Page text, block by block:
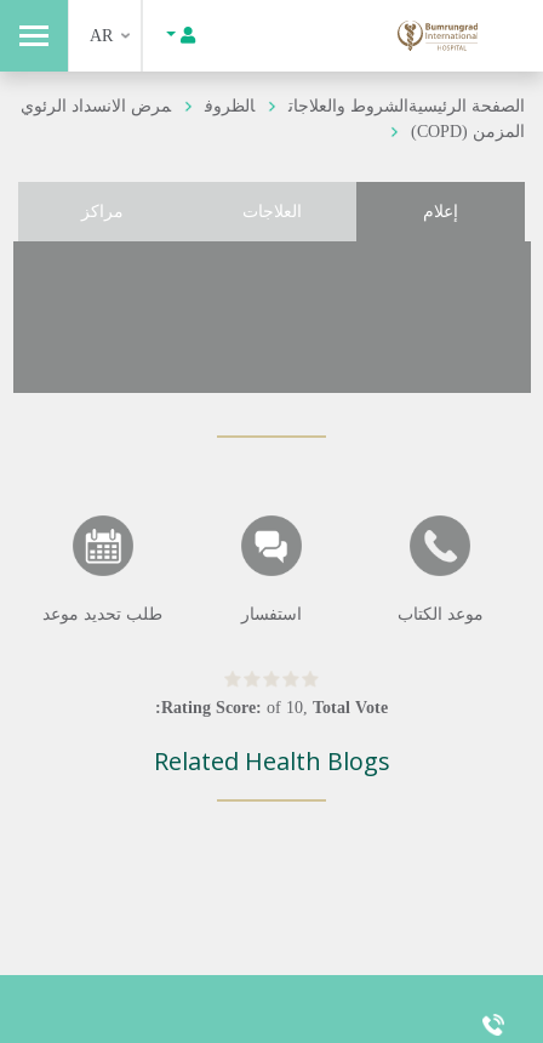
AR
الصفحة الرئيسيةالشروط والعلاجات الظروف
مرض الانسداد الرئوي
المزمن (COPD)
إعلام العلاجات مراكز
موعد الكتاب استفسار طلب تحديد موعد
Rating Score: of 10, Total Vote:
Related Health Blogs